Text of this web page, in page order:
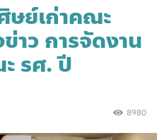
ย์เก่าคณะ
าว การจัดงาน
รศ. ปี
8980